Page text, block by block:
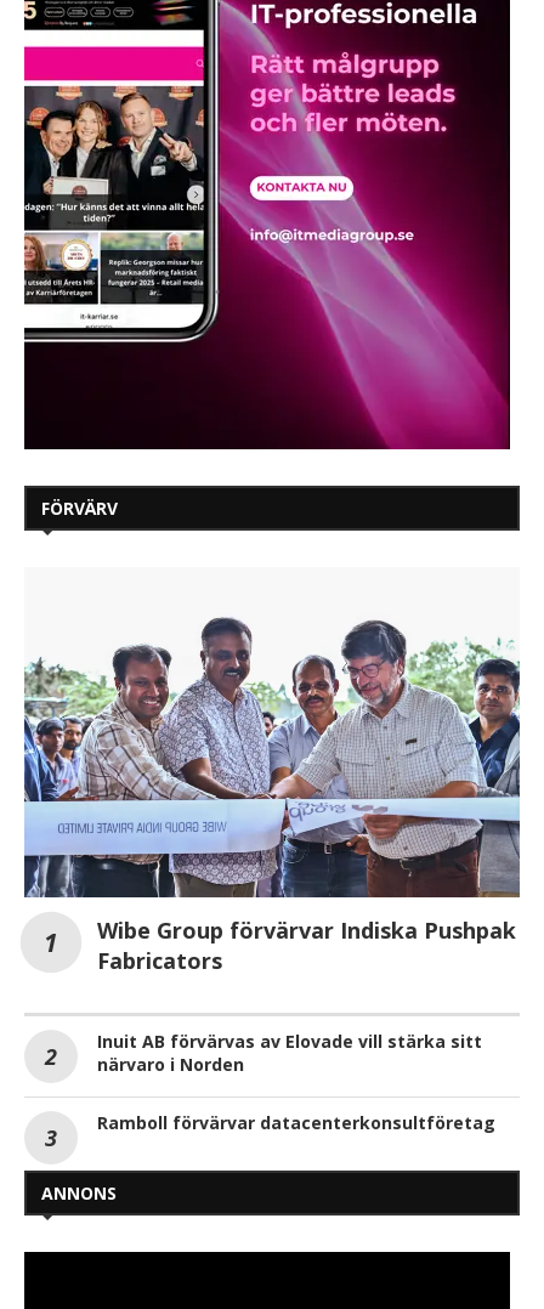
FÖRVÄRV
Wibe Group förvärvar Indiska Pushpak
Fabricators
Inuit AB förvärvas av Elovade vill stärka sitt
närvaro i Norden
Ramboll förvärvar datacenterkonsultföretag
ANNONS